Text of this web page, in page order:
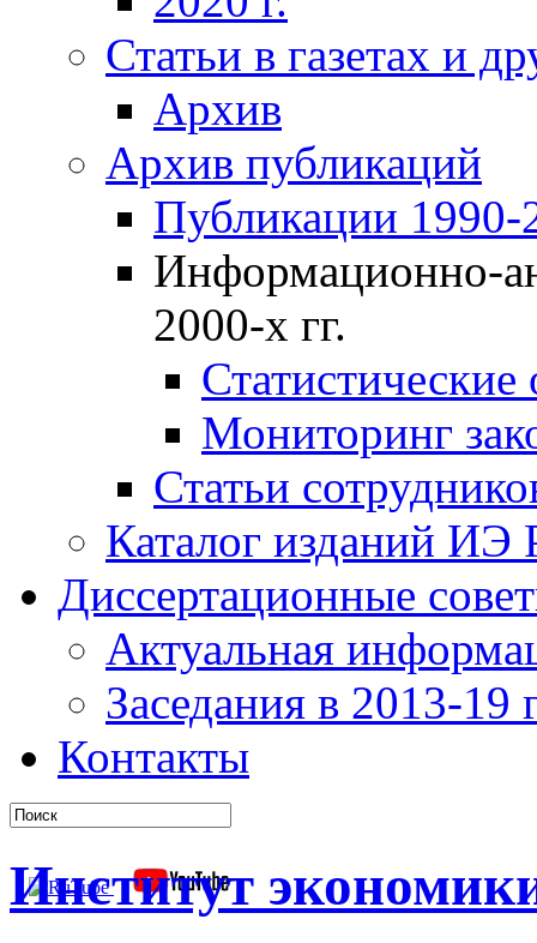
Статьи в газетах и
Архив
Архив публикаций
Публикации 1990-
Информационно-
2000-х гг.
Мониторинг
Статьи
Каталог изданий ИЭ
Диссертационные
Актуальная
Заседания в 2013-19
Контакты
Институт